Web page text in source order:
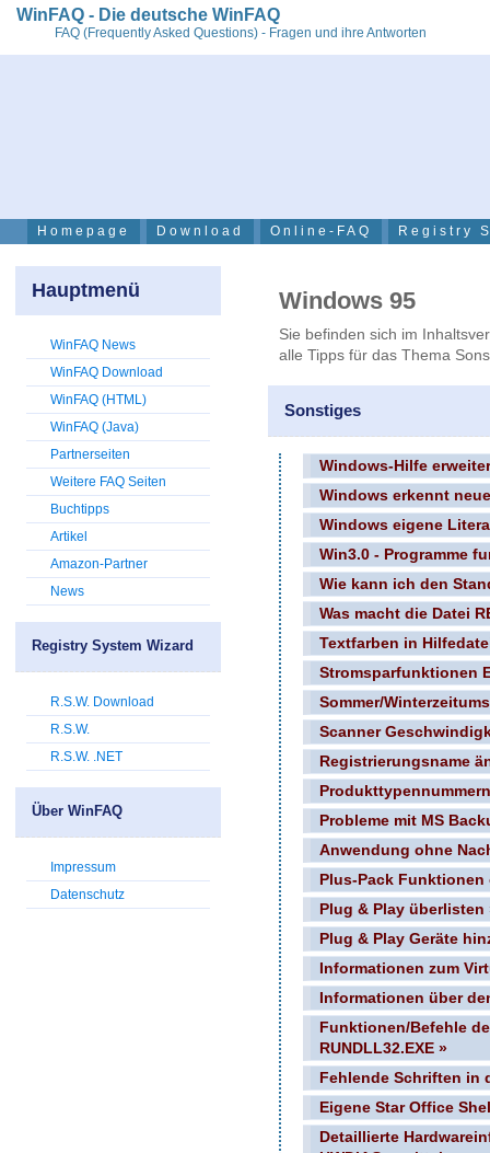
WinFAQ - Die deutsche WinFAQ
FAQ (Frequently Asked Questions) - Fragen und ihre Antworten
Homepage Download Online-FAQ Registry
Windows 95
Sie befinden sich im
alle Tipps für das Thema
Sonstiges
Windows-Hilfe
Windows erkennt
Windows eigene
Win3.0 - Programme
Wie kann ich den
Was macht die Datei
Textfarben in
Stromsparfunktionen
Sommer/
Scanner
Registrierungsname
Probleme mit MS
Anwendung ohne
Plus-Pack
Plug & Play überlisten
Plug & Play Geräte
Informationen zum
Informationen über
Funktionen/Befehle
RUNDLL32.EXE »
Fehlende Schriften in
Eigene Star Office
Detaillierte
Hauptmenü
WinFAQ News
WinFAQ Download
WinFAQ (HTML)
WinFAQ (Java)
Partnerseiten
Weitere FAQ Seiten
Buchtipps
Artikel
Amazon-Partner
News
Registry System Wizard
R.S.W. Download
R.S.W.
R.S.W. .NET
Über WinFAQ
Impressum
Datenschutz